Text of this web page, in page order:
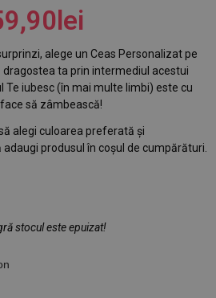
lei
alege un Ceas Personalizat pe
ta prin intermediul acestui
Te iubesc (în mai multe limbi) este cu
să zâmbească!
alegi culoarea preferată și
produsul în coșul de cumpărături.
stocul este epuizat!